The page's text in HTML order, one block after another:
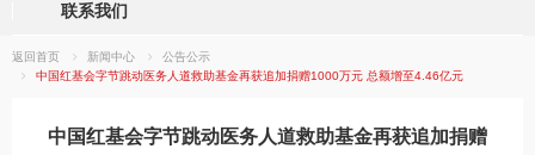
联系我们
返回首页 新闻中心
公告公示
中国红基会字节跳动医务人道救助基金再获追加捐赠1000万元 总额增至4.46亿元
中国红基会字节跳动医务人道救助基金再获追加捐赠